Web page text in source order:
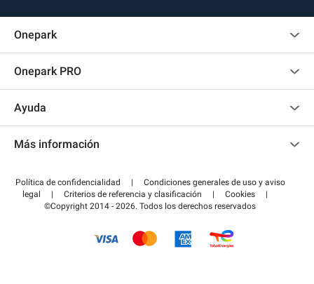
Onepark
Onepark PRO
Convertirse en colaborador
Acceder a mi área de colaborador
Ayuda
Pagar el aparcamiento FLOW
Más información
Guía de estacionamiento
Política de confidencialidad |
Condiciones generales de uso y aviso
legal
| Criterios de referencia y clasificación | Cookies
|
©Copyright 2014 - 2026. Todos los derechos reservados